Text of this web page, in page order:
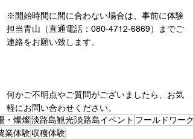
※開始時間に間に合わない場合は、事前に体験
担当青山（直通電話：080-4712-6869）までご
連絡をお願い致します。
何かご不明点やご質問がございましたら、お気
軽にお問い合わせください。
・燦燦淡路島観光淡路島イベント フールドワーク
業体験収穫体験